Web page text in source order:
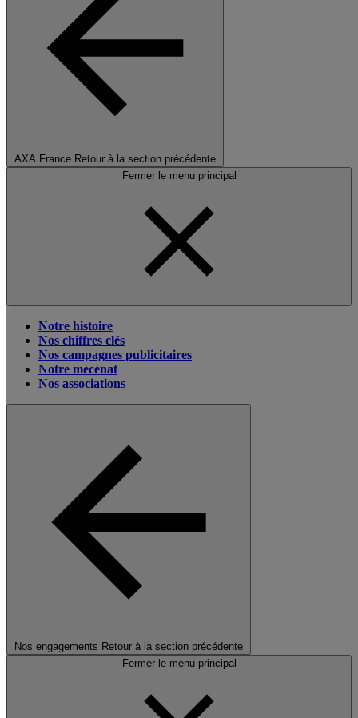
AXA France Retour à la section précédente
Fermer le menu principal
Notre histoire
Nos chiffres clés
Nos campagnes publicitaires
Notre mécénat
Nos associations
Nos engagements Retour à la section précédente
Fermer le menu principal